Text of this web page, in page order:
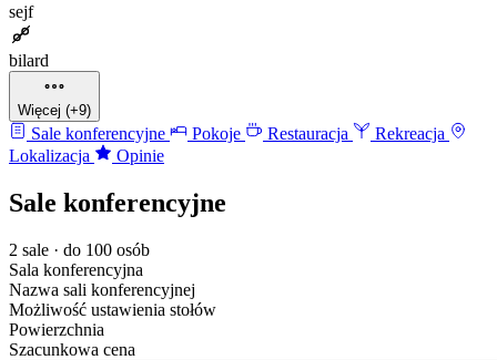
sejf
bilard
Więcej (+9)
Sale konferencyjne Pokoje Restauracja
Rekreacja
Lokalizacja
Opinie
Sale konferencyjne
2 sale · do 100 osób
Sala konferencyjna
Nazwa sali konferencyjnej
Możliwość ustawienia stołów
Powierzchnia
Szacunkowa cena